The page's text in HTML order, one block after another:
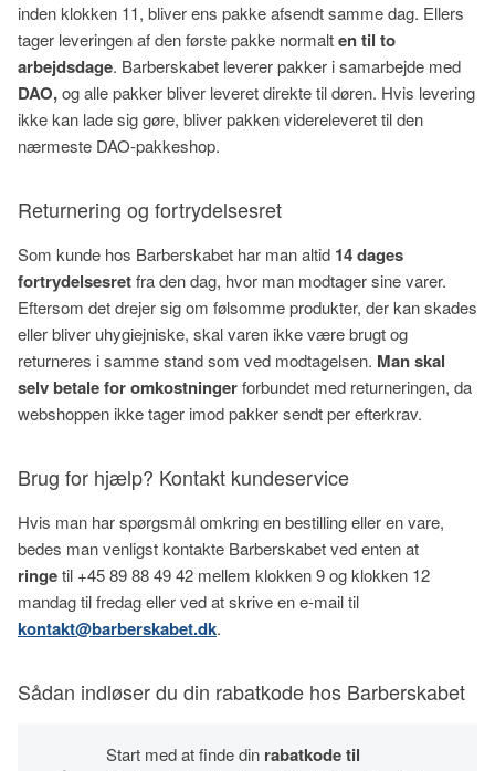
inden klokken 11, bliver ens pakke afsendt samme dag. Ellers
tager leveringen af den første pakke normalten til to
arbejdsdage. Barberskabet leverer pakker i samarbejde med
DAO,og alle pakker bliver leveret direkte til døren. Hvis levering
ikke kan lade sig gøre, bliver pakken videreleveret til den
nærmeste DAO-pakkeshop.
Returnering og fortrydelsesret
Som kunde hos Barberskabet har man altid 14 dages
fortrydelsesretfra den dag, hvor man modtager sine varer.
Eftersom det drejer sig om følsomme produkter, der kan skades
eller bliver uhygiejniske, skal varen ikke være brugt og
returneres i samme stand som ved modtagelsen. Man skal
selv betale for omkostningerforbundet med returneringen, da
webshoppen ikke tager imod pakker sendt per efterkrav.
Brug for hjælp? Kontakt kundeservice
Hvis man har spørgsmål omkring en bestilling eller en vare,
bedes man venligst kontakte Barberskabet ved enten at
ringetil +45 89 88 49 42 mellem klokken 9 og klokken 12
mandag til fredag eller ved at skrive en e-mail til
kontakt@barberskabet.dk.
Sådan indløser du din rabatkode hos Barberskabet
Start med at finde din rabatkode til